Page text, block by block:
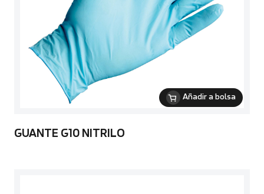
Añadir a bolsa
GUANTE G10 NITRILO